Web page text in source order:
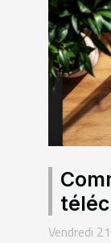
une
Vendredi